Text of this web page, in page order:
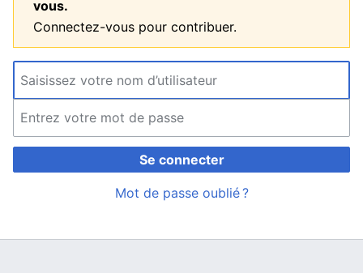
vous.
Connectez-vous pour contribuer.
Se connecter
Mot de passe oublié ?